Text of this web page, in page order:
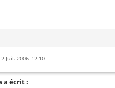
Juil. 2006, 12:10
a écrit :